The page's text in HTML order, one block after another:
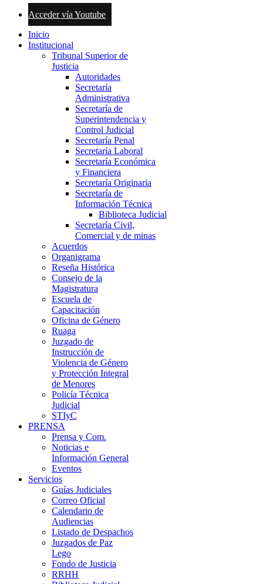
Acceder vía Youtube
Inicio
Institucional
Tribunal Superior de
Justicia
Autoridades
Secretaría
Administrativa
Secretaría de
Superintendencia y
Control Judicial
Secretaría Penal
Secretaría Laboral
Secretaría Económica
y Financiera
Secretaría Originaria
Secretaría de
Información Técnica
Biblioteca Judicial
Secretaría Civil,
Comercial y de minas
Acuerdos
Organigrama
Reseña Histórica
Consejo de la
Magistratura
Escuela de
Capacitación
Oficina de Género
Ruaga
Juzgado de
Instrucción de
Violencia de Género
y Protección Integral
de Menores
Policía Técnica
Judicial
STIyC
PRENSA
Prensa y Com.
Noticias e
Información General
Eventos
Servicios
Guías Judiciales
Correo Oficial
Calendario de
Audiencias
Listado de Despachos
Juzgados de Paz
Lego
Fondo de Justicia
RRHH